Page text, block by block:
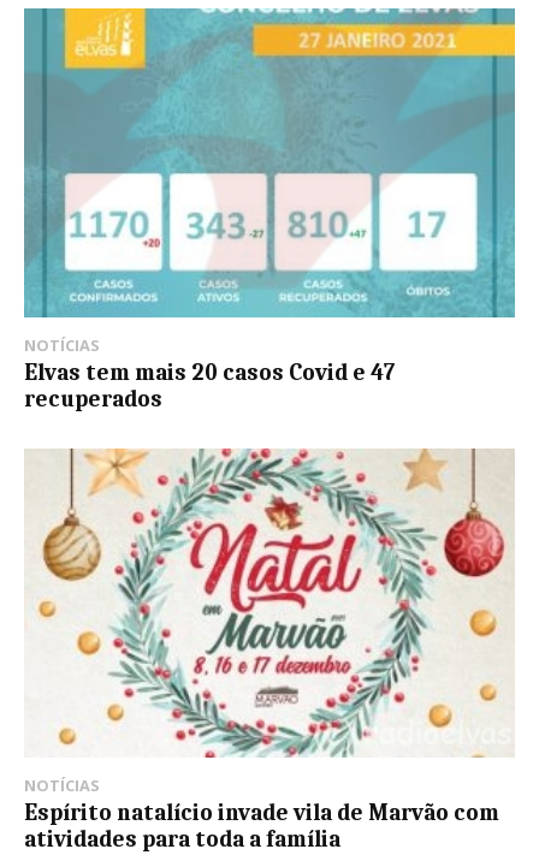
NOTÍCIAS
Elvas tem mais 20 casos Covid e 47
recuperados
NOTÍCIAS
Espírito natalício invade vila de Marvão com
atividades para toda a família